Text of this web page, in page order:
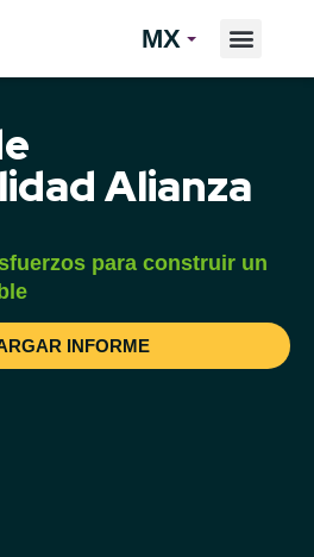
MX
Alianza
para construir un
INFORME